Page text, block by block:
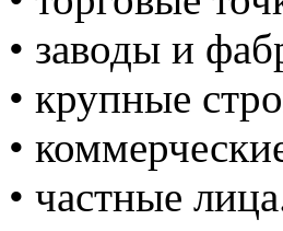
• заводы и
• крупные
•
• частные